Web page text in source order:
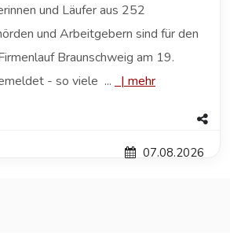
und Läufer aus 252
und Arbeitgebern sind für den
Braunschweig am 19.
- so viele ...
| mehr
07.08.2026